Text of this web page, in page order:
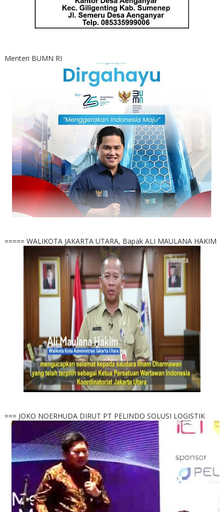
Menteri BUMN RI
===== WALIKOTA JAKARTA UTARA, Bapak ALI MAULANA HAKIM
=== JOKO NOERHUDA DIRUT PT PELINDO SOLUSI LOGISTIK